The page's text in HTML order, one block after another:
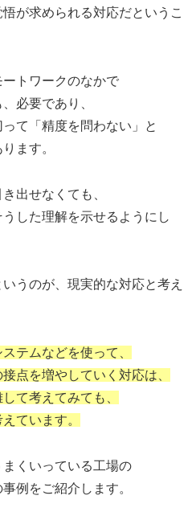
が求められる対応だというこ
トワークのなかで
必要であり、
て「精度を問わない」と
ます。
出せなくても、
した理解を示せるようにし
うのが、現実的な対応と考え
テムなどを使って、
点を増やしていく対応は、
て考えてみても、
ています。
くいっている工場の
例をご紹介します。